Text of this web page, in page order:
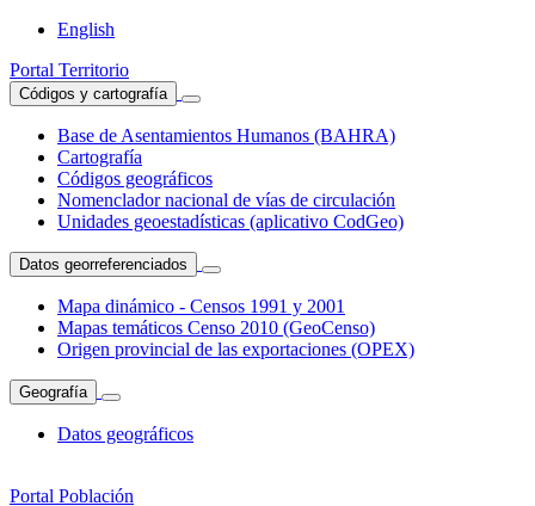
English
Portal Territorio
Códigos y cartografía
Base de Asentamientos Humanos (BAHRA)
Cartografía
Códigos geográficos
Nomenclador nacional de vías de circulación
Unidades geoestadísticas (aplicativo CodGeo)
Datos georreferenciados
Mapa dinámico - Censos 1991 y 2001
Mapas temáticos Censo 2010 (GeoCenso)
Origen provincial de las exportaciones (OPEX)
Geografía
Datos geográficos
Portal Población